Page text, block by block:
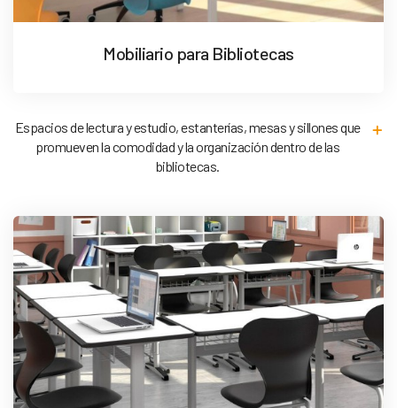
Mobiliario para Bibliotecas
Espacios de lectura y estudio, estanterías, mesas y sillones que
promueven la comodidad y la organización dentro de las
bibliotecas.